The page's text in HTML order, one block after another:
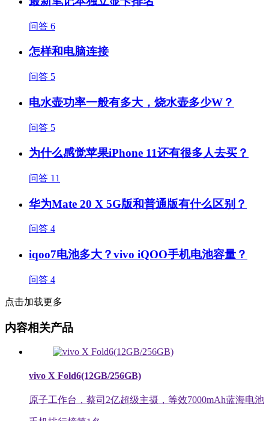
问答 6
怎样和电脑连接
问答 5
电水壶功率一般有多大，烧水壶多少W？
问答 5
为什么感觉苹果iPhone 11还有很多人去买？
问答 11
华为Mate 20 X 5G版和普通版有什么区别？
问答 4
iqoo7电池多大？vivo iQOO手机电池容量？
问答 4
点击加载更多
内容相关产品
vivo X Fold6(12GB/256GB)
原子工作台，蔡司2亿超级主摄，等效7000mAh蓝海电池